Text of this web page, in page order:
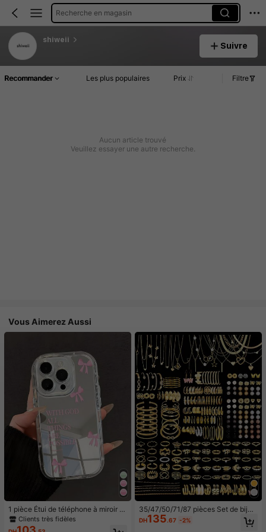
Recherche en magasin
shiweii
Suivre
Recommander Les plus populaires Prix Filtre
Aucun article trouvé
Veuillez essayer une autre recherche.
Vous Aimerez Aussi
1 pièce Étui de téléphone à miroir ro
se minimaliste, style fille avec motif
nœud papillon, slogan religieux. Étu
Clients très fidèles
35/47/50/71/87 pièces Set de bijou
x style bohème, comprenant des bo
ucles d'oreilles, colliers, bagues, br
DH135.67 -2%